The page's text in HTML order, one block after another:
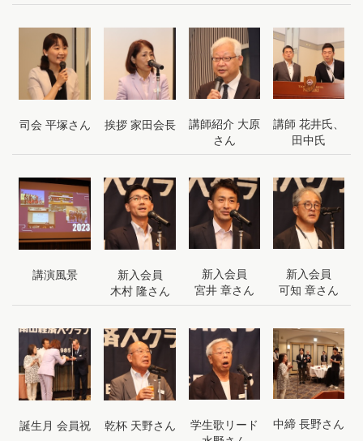
司会 平塚さん 挨拶 家田会長
講師紹介 大原
さん
講師 花井氏、
田中氏
講演風景
新入会員
木村 隆さん
新入会員
宮井 章さん
新入会員
可知 章さん
誕生月 会員祝 乾杯 天野さん
学生歌リード
中締 長野さん